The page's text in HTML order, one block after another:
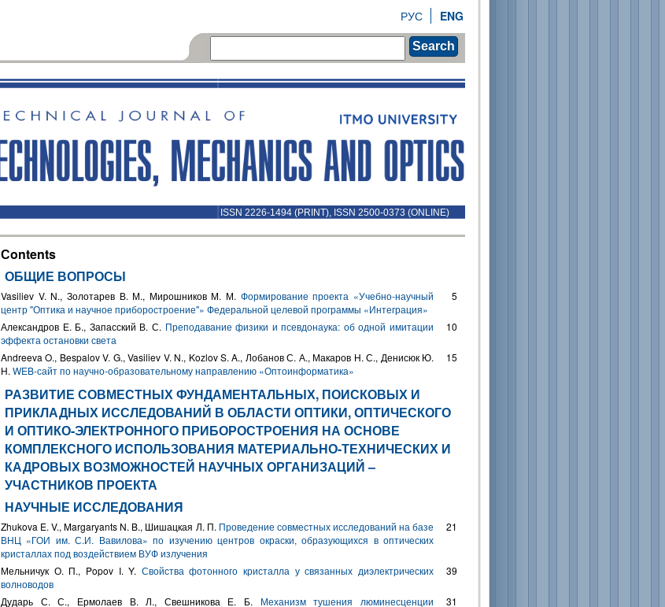
ENG
РУС
Search
ISSN 2226-1494 (PRINT), ISSN 2500-0373 (ONLINE)
Сontents
ОБЩИЕ ВОПРОСЫ
Vasiliev V. N., Золотарев В. М., Мирошников М. М. Формирование проекта «Учебно-научный
центр "Оптика и научное приборостроение"» Федеральной целевой программы «Интеграция»
5
Александров Е. Б., Запасский В. С. Преподавание физики и псевдонаука: об одной имитации
эффекта остановки света
10
Andreeva O., Bespalov V. G., Vasiliev V. N., Kozlov S. A., Лобанов С. А., Макаров Н. С., Денисюк Ю.
Н. WEB-сайт по научно-образовательному направлению «Оптоинформатика»
15
РАЗВИТИЕ СОВМЕСТНЫХ ФУНДАМЕНТАЛЬНЫХ, ПОИСКОВЫХ И
ПРИКЛАДНЫХ ИССЛЕДОВАНИЙ В ОБЛАСТИ ОПТИКИ, ОПТИЧЕСКОГО
И ОПТИКО-ЭЛЕКТРОННОГО ПРИБОРОСТРОЕНИЯ НА ОСНОВЕ
КОМПЛЕКСНОГО ИСПОЛЬЗОВАНИЯ МАТЕРИАЛЬНО-ТЕХНИЧЕСКИХ И
КАДРОВЫХ ВОЗМОЖНОСТЕЙ НАУЧНЫХ ОРГАНИЗАЦИЙ –
УЧАСТНИКОВ ПРОЕКТА
НАУЧНЫЕ ИССЛЕДОВАНИЯ
Zhukova E. V., Margaryants N. B., Шишацкая Л. П. Проведение совместных исследований на базе
ВНЦ «ГОИ им. С.И. Вавилова» по изучению центров окраски, образующихся в оптических
кристаллах под воздействием ВУФ излучения
21
Мельничук О. П., Popov I. Y. Свойства фотонного кристалла у связанных диэлектрических
волноводов
39
Дударь С. С., Ермолаев В. Л., Свешникова Е. Б. Механизм тушения люминесценции
31